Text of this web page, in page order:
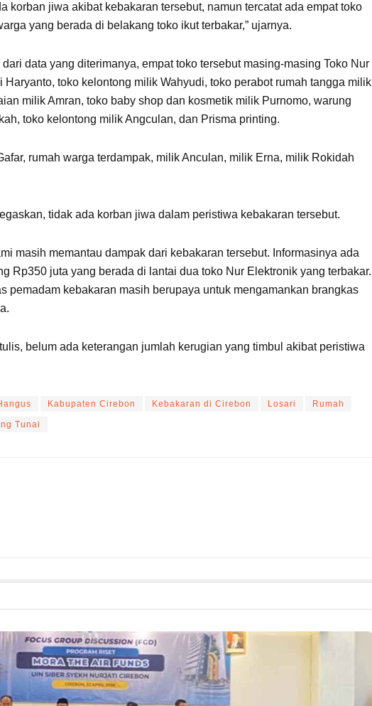
korban jiwa akibat kebakaran tersebut, namun tercatat ada empat toko
yang berada di belakang toko ikut terbakar,” ujarnya.
data yang diterimanya, empat toko tersebut masing-masing Toko Nur
Haryanto, toko kelontong milik Wahyudi, toko perabot rumah tangga milik
milik Amran, toko baby shop dan kosmetik milik Purnomo, warung
toko kelontong milik Angculan, dan Prisma printing.
rumah warga terdampak, milik Anculan, milik Erna, milik Rokidah
tidak ada korban jiwa dalam peristiwa kebakaran tersebut.
masih memantau dampak dari kebakaran tersebut. Informasinya ada
Rp350 juta yang berada di lantai dua toko Nur Elektronik yang terbakar.
pemadam kebakaran masih berupaya untuk mengamankan brangkas
belum ada keterangan jumlah kerugian yang timbul akibat peristiwa
Kabupaten Cirebon Kebakaran di Cirebon Losari Rumah
Tunai